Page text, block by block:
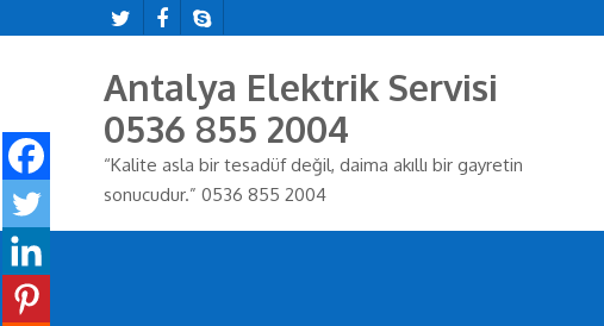
Antalya Elektrik Servisi
0536 855 2004
“Kalite asla bir tesadüf değil, daima akıllı bir gayretin
sonucudur.” 0536 855 2004